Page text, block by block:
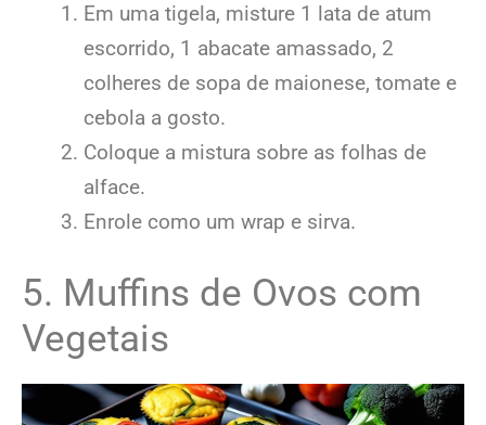
Em uma tigela, misture 1 lata de atum
escorrido, 1 abacate amassado, 2
colheres de sopa de maionese, tomate e
cebola a gosto.
Coloque a mistura sobre as folhas de
alface.
Enrole como um wrap e sirva.
5. Muffins de Ovos com
Vegetais